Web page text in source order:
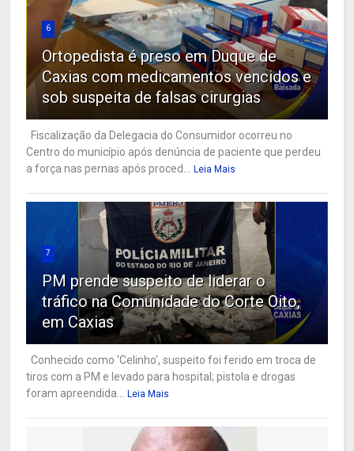
6
Ortopedista é preso em Duque de
Caxias com medicamentos vencidos e
sob suspeita de falsas cirurgias
Fiscalização da Delegacia do Consumidor ocorreu no
Centro do município após denúncia de paciente que perdeu
a força nas pernas após proced...
Leia Mais
7
PM prende suspeito de liderar o
tráfico na Comunidade do Corte Oito,
em Caxias
Conhecido como 'Celinho', suspeito foi ferido em troca de
tiros com a PM e levado para hospital; pistola e drogas
foram apreendida...
Leia Mais